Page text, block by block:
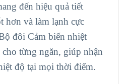
đến hiệu quả tiết
hơn và làm lạnh cực
đôi Cảm biến nhiệt
từng ngăn, giúp nhận
độ tại mọi thời điểm.